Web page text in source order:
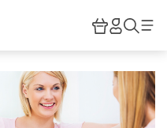
HiPP